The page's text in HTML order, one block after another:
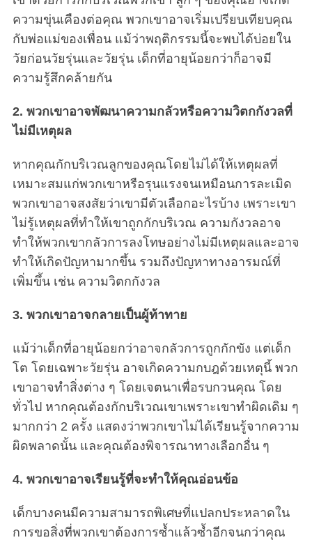
ความขุ่นเคืองต่อคุณ พวกเขาอาจเริ่มเปรียบเทียบคุณ
กับพ่อแม่ของเพื่อน แม้ว่าพฤติกรรมนี้จะพบได้บ่อยใน
วัยก่อนวัยรุ่นและวัยรุ่น เด็กที่อายุน้อยกว่าก็อาจมี
ความรู้สึกคล้ายกัน
2. พวกเขาอาจพัฒนาความกลัวหรือความวิตกกังวลที่
ไม่มีเหตุผล
หากคุณกักบริเวณลูกของคุณโดยไม่ได้ให้เหตุผลที่
เหมาะสมแก่พวกเขาหรือรุนแรงจนเหมือนการละเมิด
พวกเขาอาจสงสัยว่าเขามีตัวเลือกอะไรบ้าง เพราะเขา
ไม่รู้เหตุผลที่ทำให้เขาถูกกักบริเวณ ความกังวลอาจ
ทำให้พวกเขากลัวการลงโทษอย่างไม่มีเหตุผลและอาจ
ทำให้เกิดปัญหามากขึ้น รวมถึงปัญหาทางอารมณ์ที่
เพิ่มขึ้น เช่น ความวิตกกังวล
3. พวกเขาอาจกลายเป็นผู้ท้าทาย
แม้ว่าเด็กที่อายุน้อยกว่าอาจกลัวการถูกกักขัง แต่เด็ก
โต โดยเฉพาะวัยรุ่น อาจเกิดความกบฎด้วยเหตุนี้ พวก
เขาอาจทำสิ่งต่าง ๆ โดยเจตนาเพื่อรบกวนคุณ โดย
ทั่วไป หากคุณต้องกักบริเวณเขาเพราะเขาทำผิดเดิม ๆ
มากกว่า 2 ครั้ง แสดงว่าพวกเขาไม่ได้เรียนรู้จากความ
ผิดพลาดนั้น และคุณต้องพิจารณาทางเลือกอื่น ๆ
4. พวกเขาอาจเรียนรู้ที่จะทำให้คุณอ่อนข้อ
เด็กบางคนมีความสามารถพิเศษที่แปลกประหลาดใน
การขอสิ่งที่พวกเขาต้องการซ้ำแล้วซ้ำอีกจนกว่าคุณ